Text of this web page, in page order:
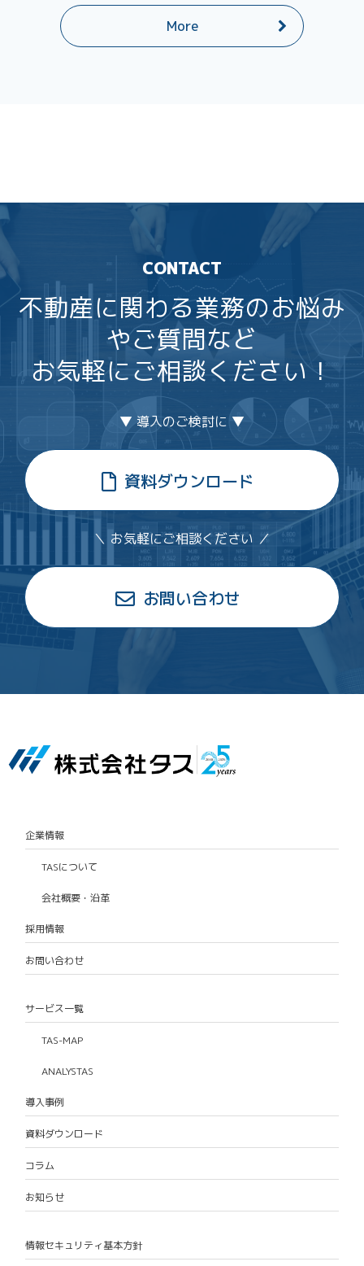
More
CONTACT
不動産に関わる業務のお悩み
やご質問など
お気軽にご相談ください！
▼ 導入のご検討に ▼
資料ダウンロード
＼ お気軽にご相談ください ／
お問い合わせ
企業情報
TASについて
会社概要・沿革
採用情報
お問い合わせ
サービス一覧
TAS-MAP
ANALYSTAS
導入事例
資料ダウンロード
コラム
お知らせ
情報セキュリティ基本方針